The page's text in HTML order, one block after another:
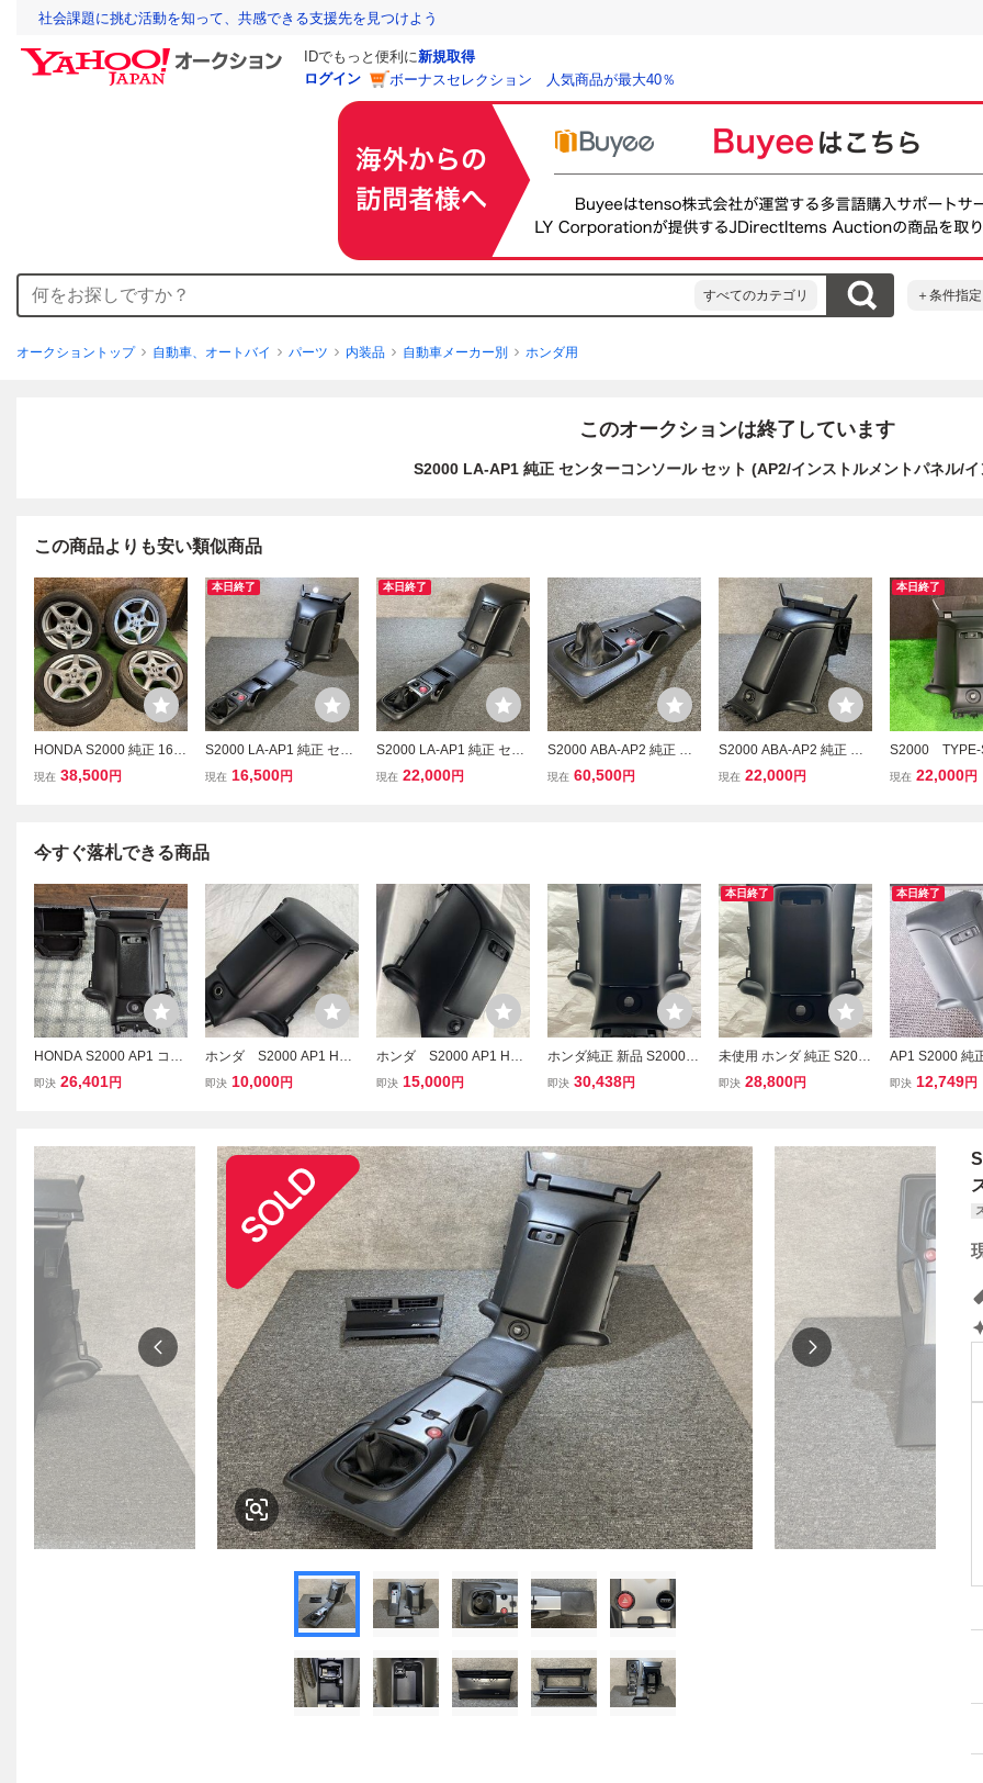
社会課題に挑む活動を知って、共感できる支援先を見つけよう
IDでもっと便利に新規取得
ログイン
ボーナスセレクション 人気商品が最大40％
すべてのカテゴリ ＋条件指定
オークショントップ 自動車、オートバイ パーツ 内装品 自動車メーカー別 ホンダ用
このオークションは終了しています
S2000 LA-AP1 純正 センターコンソール セット (AP2/インストルメントパネル/
この商品よりも安い類似商品
HONDA S2000 純正 16イ
ンチ 6.5J +55 7.5J +65 2
4本セット H5
現在 38,500円
本日終了
S2000 LA-AP1 純正 セン
ターコンソール セット 希
現在 16,500円
本日終了
S2000 LA-AP1 純正 セン
ターコンソール セット 希
現在 22,000円
S2000 ABA-AP2 純正 フ
ロント センターコンソー
現在 60,500円
S2000 ABA-AP2 純正 リ
ア センターコンソール (A
現在 22,000円
本日終了
S2000
後期 純正 リ
現在 22,000円
今すぐ落札できる商品
HONDA S2000 AP1 コン
ソールボックス 収納ボッ
即決 26,401円
ホンダ S2000 AP1 HON
DA S2000 コンソール
即決 10,000円
ホンダ S2000 AP1 HON
DA S2000 センターコン
即決 15,000円
ホンダ純正 新品 S2000 A
P1 AP2 リア コンソール
即決 30,438円
本日終了
未使用 ホンダ 純正 S200
0 AP1 AP2 リヤー コンソ
et black
即決 28,800円
本日終了
AP1 S2000 純
リア リヤ コン
即決 12,749円